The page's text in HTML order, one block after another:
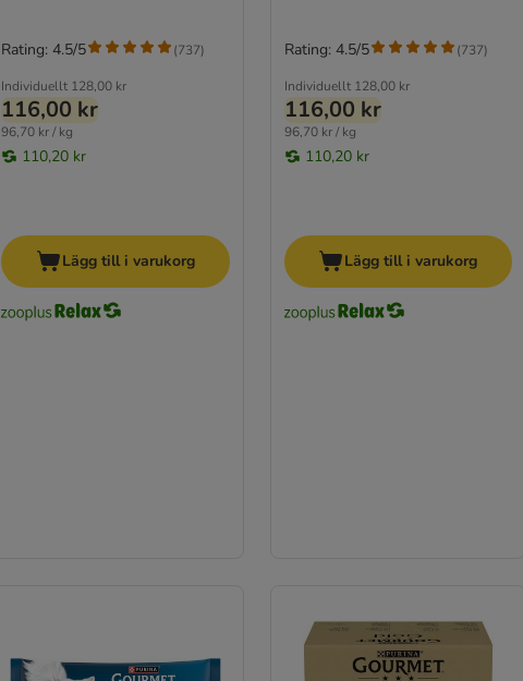
Individuellt 128,00 kr
116,00 kr
96,70 kr / kg
110,20 kr
Rating: 4.5/5 (737)
Lägg till i varukorg
Individuellt 128,00 kr
116,00 kr
96,70 kr / kg
110,20 kr
Rating: 4.5/5 (737)
Lägg till i varukorg